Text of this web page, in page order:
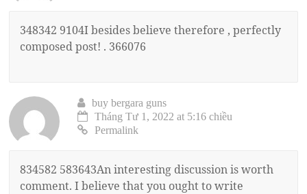
348342 9104I besides believe therefore , perfectly
composed post! . 366076
buy bergara guns
Tháng Tư 1, 2022 at 5:16 chiều
Permalink
834582 583643An interesting discussion is worth
comment. I believe that you ought to write